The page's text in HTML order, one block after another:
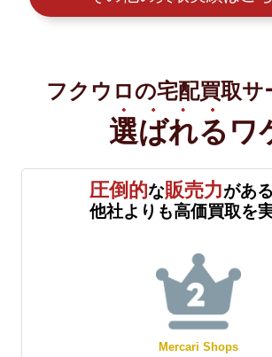
フクウロの宅配買取サ
選ばれる ワ
圧倒的な販売力があ
他社よりも高価買取を
Mercari Shops